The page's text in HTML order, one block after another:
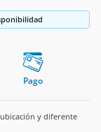
Pago
y diferente